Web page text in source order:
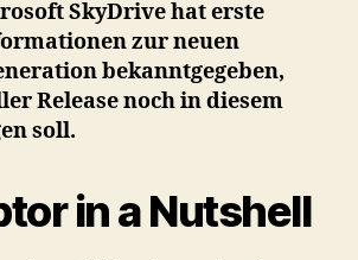
Version
SkyDrive hat erste
zur neuen
bekanntgegeben,
Release noch in diesem
soll.
in a Nutshell